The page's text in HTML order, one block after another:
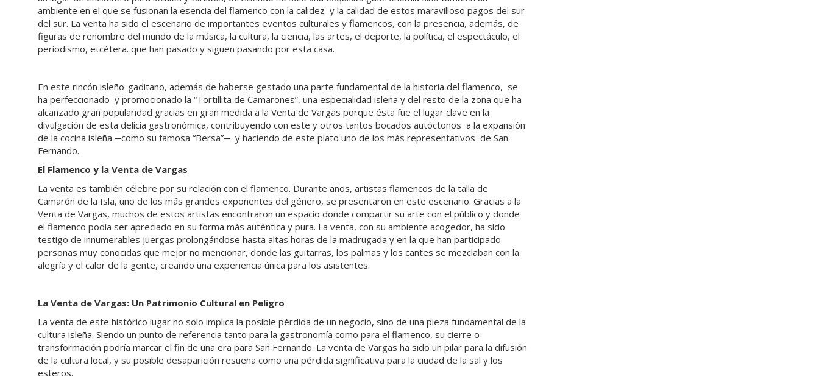
ambiente en el que se fusionan la esencia del flamenco con la calidez y la calidad de estos maravilloso pagos del sur
del sur. La venta ha sido el escenario de importantes eventos culturales y flamencos, con la presencia, además, de
figuras de renombre del mundo de la música, la cultura, la ciencia, las artes, el deporte, la política, el espectáculo, el
periodismo, etcétera. que han pasado y siguen pasando por esta casa.
En este rincón isleño-gaditano, además de haberse gestado una parte fundamental de la historia del flamenco, se
ha perfeccionado y promocionado la “Tortillita de Camarones”, una especialidad isleña y del resto de la zona que ha
alcanzado gran popularidad gracias en gran medida a la Venta de Vargas porque ésta fue el lugar clave en la
divulgación de esta delicia gastronómica, contribuyendo con este y otros tantos bocados autóctonos a la expansión
de la cocina isleña ─como su famosa “Bersa”─ y haciendo de este plato uno de los más representativos de San
Fernando.
El Flamenco y la Venta de Vargas
La venta es también célebre por su relación con el flamenco. Durante años, artistas flamencos de la talla de
Camarón de la Isla, uno de los más grandes exponentes del género, se presentaron en este escenario. Gracias a la
Venta de Vargas, muchos de estos artistas encontraron un espacio donde compartir su arte con el público y donde
el flamenco podía ser apreciado en su forma más auténtica y pura. La venta, con su ambiente acogedor, ha sido
testigo de innumerables juergas prolongándose hasta altas horas de la madrugada y en la que han participado
personas muy conocidas que mejor no mencionar, donde las guitarras, los palmas y los cantes se mezclaban con la
alegría y el calor de la gente, creando una experiencia única para los asistentes.
La Venta de Vargas: Un Patrimonio Cultural en Peligro
La venta de este histórico lugar no solo implica la posible pérdida de un negocio, sino de una pieza fundamental de la
cultura isleña. Siendo un punto de referencia tanto para la gastronomía como para el flamenco, su cierre o
transformación podría marcar el fin de una era para San Fernando. La venta de Vargas ha sido un pilar para la difusión
de la cultura local, y su posible desaparición resuena como una pérdida significativa para la ciudad de la sal y los
esteros.